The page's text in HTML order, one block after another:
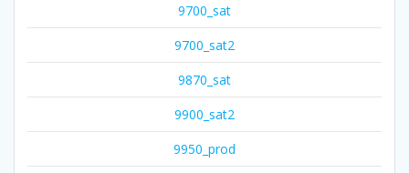
9700_sat
9700_sat2
9870_sat
9900_sat2
9950_prod